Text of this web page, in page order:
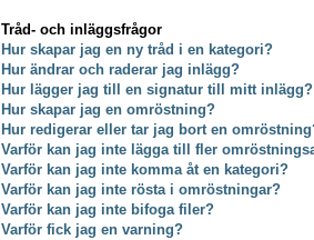
Tråd- och inläggsfrågor
Hur skapar jag en ny tråd i en kategori?
Hur ändrar och raderar jag inlägg?
Hur lägger jag till en signatur till mitt inlägg?
Hur skapar jag en omröstning?
Hur redigerar eller tar jag bort en
Varför kan jag inte lägga till fler
Varför kan jag inte komma åt en kategori?
Varför kan jag inte rösta i omröstningar?
Varför kan jag inte bifoga filer?
Varför fick jag en varning?